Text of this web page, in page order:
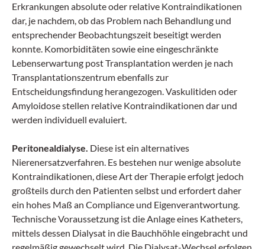
Erkrankungen absolute oder relative Kontraindikationen
dar, je nachdem, ob das Problem nach Behandlung und
entsprechender Beobachtungszeit beseitigt werden
konnte. Komorbiditäten sowie eine eingeschränkte
Lebenserwartung post Transplantation werden je nach
Transplantationszentrum ebenfalls zur
Entscheidungsfindung herangezogen. Vaskulitiden oder
Amyloidose stellen relative Kontraindikationen dar und
werden individuell evaluiert.
Peritonealdialyse. Diese ist ein alternatives
Nierenersatzverfahren. Es bestehen nur wenige absolute
Kontraindikationen, diese Art der Therapie erfolgt jedoch
großteils durch den Patienten selbst und erfordert daher
ein hohes Maß an Compliance und Eigenverantwortung.
Technische Voraussetzung ist die Anlage eines Katheters,
mittels dessen Dialysat in die Bauchhöhle eingebracht und